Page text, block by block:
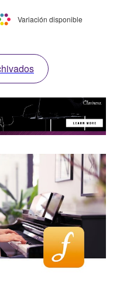
Variación disponible